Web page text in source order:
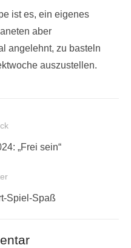
ist es, ein eigenes
aber
angelehnt, zu basteln
auszustellen.
„Frei sein“
Spiel-Spaß